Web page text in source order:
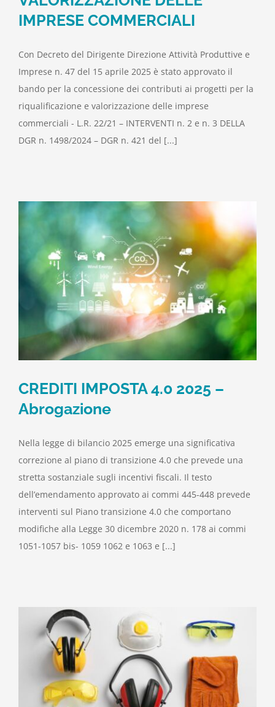
IMPRESE COMMERCIALI
Con Decreto del Dirigente Direzione Attività Produttive e
Imprese n. 47 del 15 aprile 2025 è stato approvato il
bando per la concessione dei contributi ai progetti per la
riqualificazione e valorizzazione delle imprese
commerciali - L.R. 22/21 – INTERVENTI n. 2 e n. 3 DELLA
DGR n. 1498/2024 – DGR n. 421 del [...]
CREDITI IMPOSTA 4.0 2025 –
Abrogazione
Nella legge di bilancio 2025 emerge una significativa
correzione al piano di transizione 4.0 che prevede una
stretta sostanziale sugli incentivi fiscali. Il testo
dell’emendamento approvato ai commi 445-448 prevede
interventi sul Piano transizione 4.0 che comportano
modifiche alla Legge 30 dicembre 2020 n. 178 ai commi
1051-1057 bis- 1059 1062 e 1063 e [...]